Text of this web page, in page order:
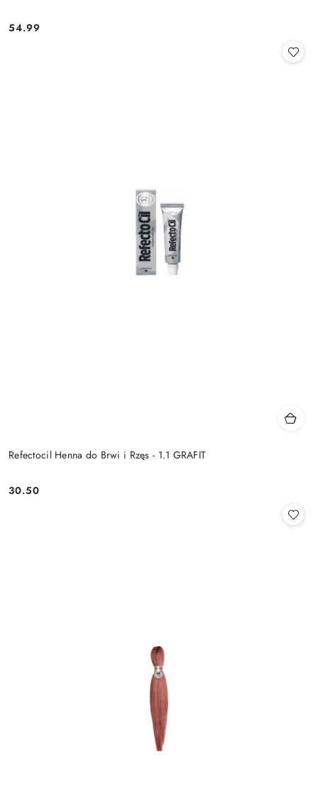
Cena:
54.99
Refectocil Henna do Brwi i Rzęs - 1.1 GRAFIT
Cena:
30.50